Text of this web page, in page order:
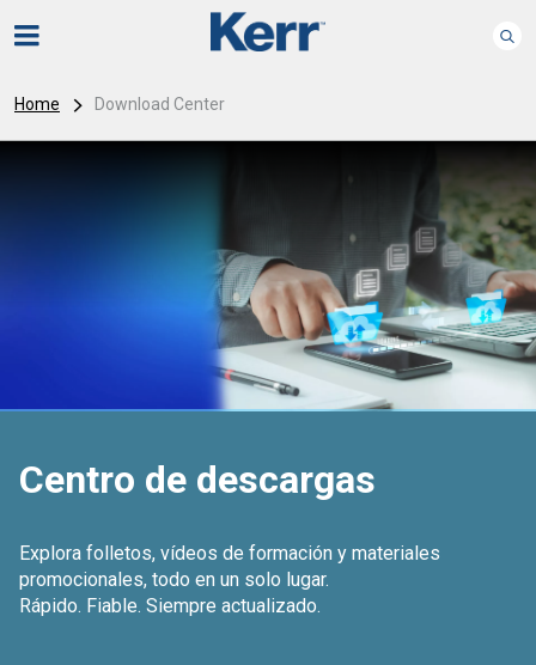
Home Download Center
Centro de descargas
Explora folletos, vídeos de formación y materiales
promocionales, todo en un solo lugar.
Rápido. Fiable. Siempre actualizado.